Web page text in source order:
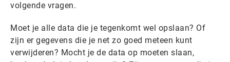
volgende vragen.
Moet je alle data die je tegenkomt wel opslaan? Of
zijn er gegevens die je net zo goed meteen kunt
verwijderen? Mocht je de data op moeten slaan,